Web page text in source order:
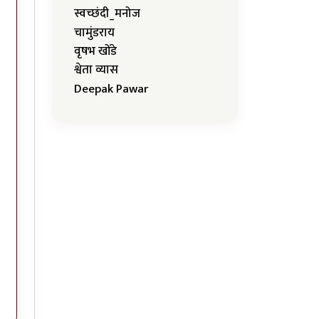
स्वच्छंदी_मनोज
चामुंडराय
वृषभ खोंडे
श्वेता व्यास
Deepak Pawar